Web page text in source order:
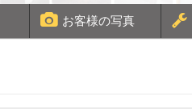
お客様の写真